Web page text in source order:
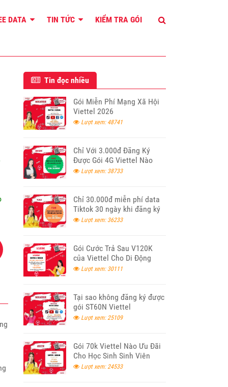
DATA TIN TỨC KIỂM TRA GÓI
Tin đọc nhiều
Gói Miễn Phí Mạng Xã Hội
Viettel 2026
Lượt xem: 48741
Chỉ Với 3.000đ Đăng Ký
Được Gói 4G Viettel Nào
Lượt xem: 38733
Chỉ 30.000đ miễn phí data
Tiktok 30 ngày khi đăng ký
T30 Viettel
Lượt xem: 36233
Gói Cước Trả Sau V120K
của Viettel Cho Di Động
Lượt xem: 30111
Tại sao không đăng ký được
gói ST60N Viettel
Lượt xem: 25109
Gói 70k Viettel Nào Ưu Đãi
Cho Học Sinh Sinh Viên
2026Lượt xem: 24533